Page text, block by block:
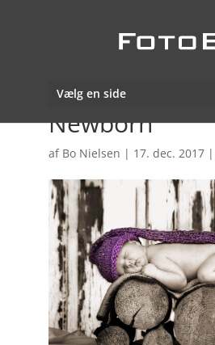
Vælg en side
Newborn
af Bo Nielsen | 17. dec. 2017|